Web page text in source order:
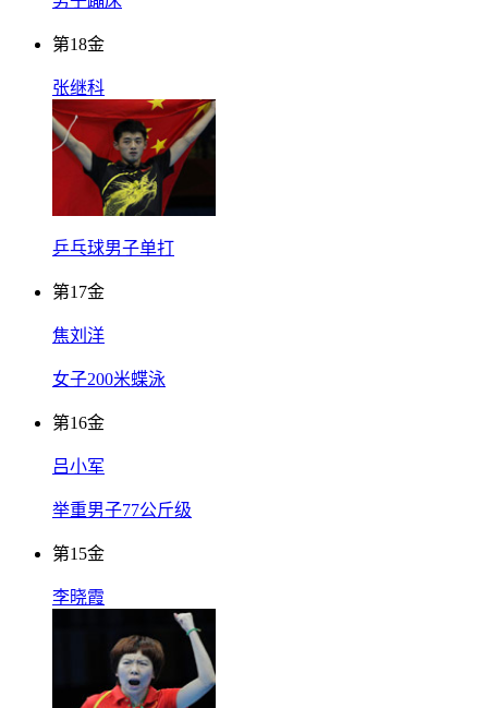
第18金
张继科
乒乓球男子单打
第17金
焦刘洋
女子200米蝶泳
第16金
吕小军
举重男子77公斤级
第15金
李晓霞